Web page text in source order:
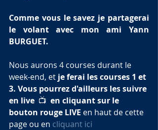
Comme vous le savez je partagerai
le volant avec mon ami Yann
BURGUET.
Nous aurons 4 courses durant le
week-end, et je ferai les courses 1 et
3. Vous pourrez d'ailleurs les suivre
en live 📺 en cliquant sur le
bouton rouge LIVE en haut de cette
page ou en cliquant ici